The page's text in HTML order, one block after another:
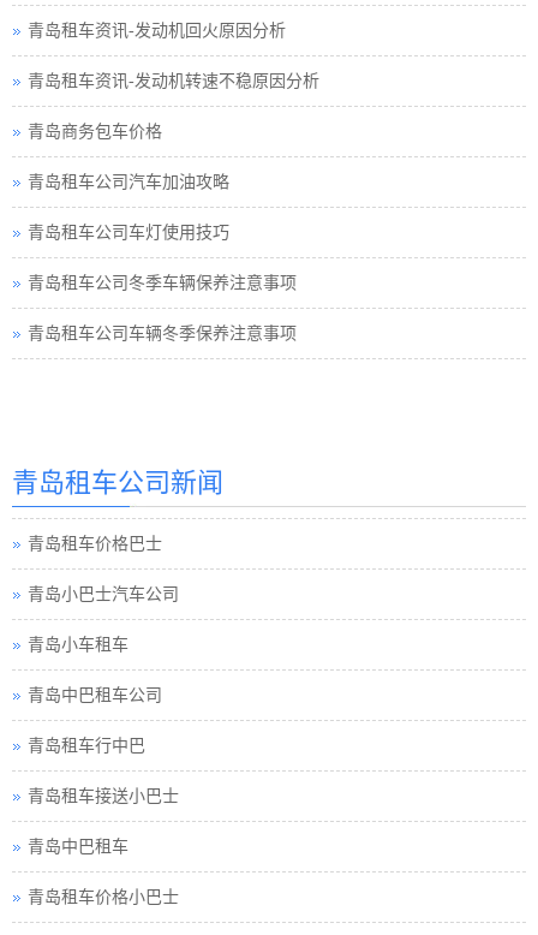
青岛租车资讯-发动机回火原因分析
青岛租车资讯-发动机转速不稳原因分析
青岛商务包车价格
青岛租车公司汽车加油攻略
青岛租车公司车灯使用技巧
青岛租车公司冬季车辆保养注意事项
青岛租车公司车辆冬季保养注意事项
青岛租车公司新闻
青岛租车价格
青岛租车价格巴士
青岛小巴士汽车公司
青岛小车租车
青岛中巴租车公司
青岛租车行中巴
青岛租车接送小巴士
青岛中巴租车
青岛租车价格小巴士